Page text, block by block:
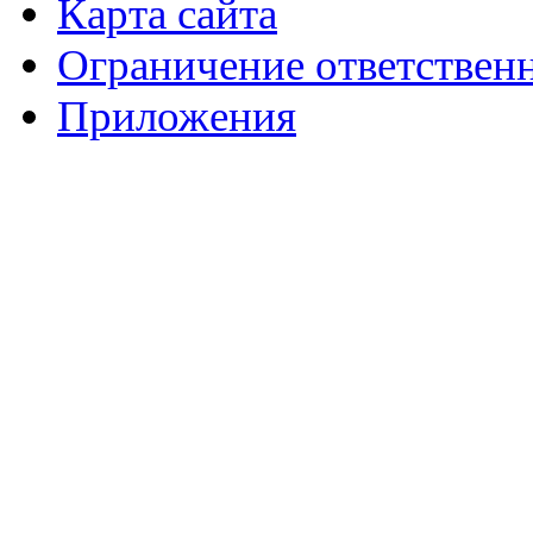
Карта сайта
Ограничение
Приложения